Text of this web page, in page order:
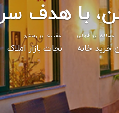
با هدف
مقاله ی قبلی
خرید خانه
مقاله ی بعدی
نجات بازار املاک